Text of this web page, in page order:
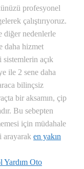
profesyonel
çalıştırıyoruz.
diğer nedenlerle
daha hizmet
açık
ile 2 sene daha
bilinçsiz
bir aksamın, çip
Bu sebepten
için müdahale
arayarak en yakın
Yardım Oto